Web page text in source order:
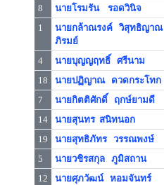
8
นายโรมรัน รอดวินิจ
1
นายกล้าณรงค์ วิสุทธิญาณ
ภิรมย์
4
นายบุญญฤทธิ์ ศรีนาม
18
นายปฏิญาณ ดวดกระโทก
7
นายกิตติศักดิ์ ฤกษ์ยามดี
14
นายสุนทร สนิทนอก
19
นายสุทธิภัทร วรรณพงษ์
5
นายวชิรสกุล ภูมิสถาน
12
นายศุภวัฒน์ หอมจันทร์